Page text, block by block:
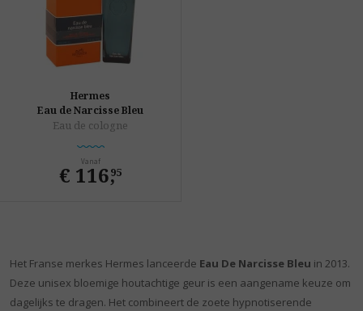
Hermes
Eau de Narcisse Bleu
Eau de cologne
Vanaf
€ 116,
95
Het Franse merkes Hermes lanceerde Eau De Narcisse Bleu in 2013.
Deze unisex bloemige houtachtige geur is een aangename keuze om
dagelijks te dragen. Het combineert de zoete hypnotiserende